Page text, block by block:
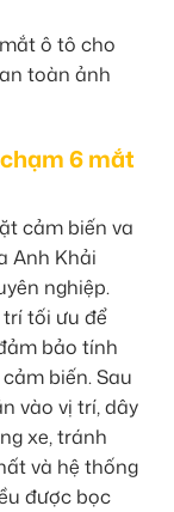
6 mắt
cảm biến va
Anh Khải
nghiệp.
tối ưu để
bảo tính
biến. Sau
vào vị trí, dây
xe, tránh
và hệ thống
được bọc